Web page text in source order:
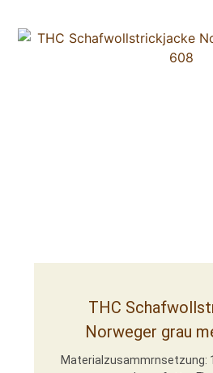
THC
Norweger grau
Materialzusammrnsetzung: